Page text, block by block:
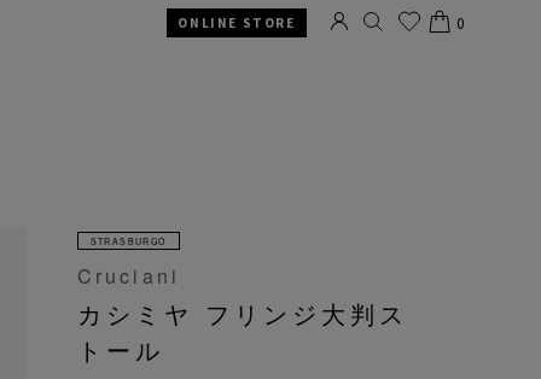
る
ONLINE STORE 0
STRASBURGO
Cruciani
カシミヤ フリンジ大判ス
トール